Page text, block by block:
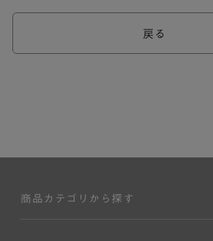
戻る
商品カテゴリから探す